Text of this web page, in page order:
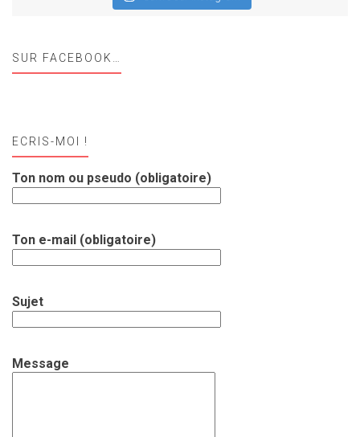
SUR FACEBOOK…
ECRIS-MOI !
Ton nom ou pseudo (obligatoire)
Ton e-mail (obligatoire)
Sujet
Message